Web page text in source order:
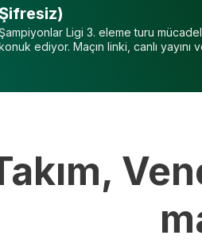
Şifresiz)
Şampiyonlar Ligi 3. eleme turu
ediyor. Maçın linki, canlı yayını